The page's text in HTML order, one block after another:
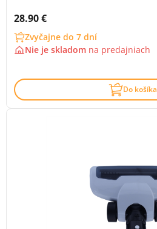
Cena s DPH:
28.90 €
Zvyčajne do 7 dní
Nie je skladom na predajniach
Do košíka